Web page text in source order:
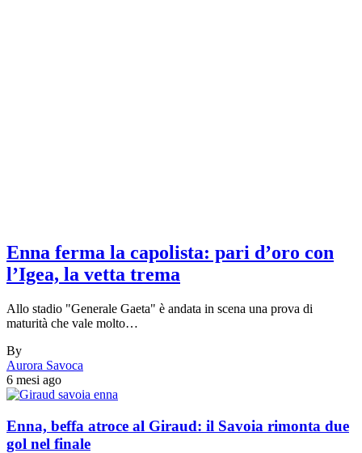
Enna ferma la capolista: pari d’oro con
l’Igea, la vetta trema
Allo stadio "Generale Gaeta" è andata in scena una prova di
maturità che vale molto…
By
Aurora Savoca
6 mesi ago
Enna, beffa atroce al Giraud: il Savoia rimonta due
gol nel finale